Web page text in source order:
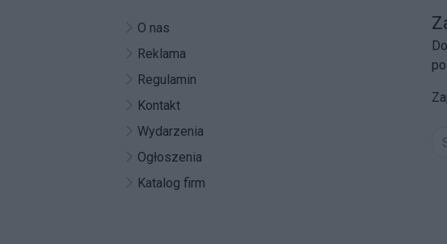
O nas
Reklama
Regulamin
Kontakt
Wydarzenia
Ogłoszenia
Katalog firm